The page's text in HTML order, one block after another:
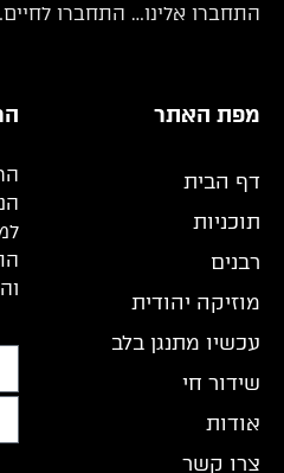
התחברו אלינו… התחברו
מפת האתר
דף הבית
תוכניות
רבנים
מוזיקה יהודית
עכשיו מתנגן בלב
שידור חי
אודות
צרו קשר